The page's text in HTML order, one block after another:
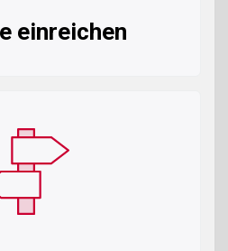
einreichen